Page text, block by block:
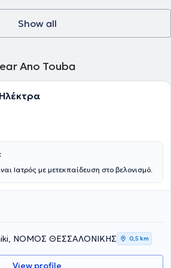
Show all
Ano Touba
Ιατρός με μετεκπαίδευση στο βελονισμό.
ΝΟΜΟΣ ΘΕΣΣΑΛΟΝΙΚΗΣ 0,5 km
View profile